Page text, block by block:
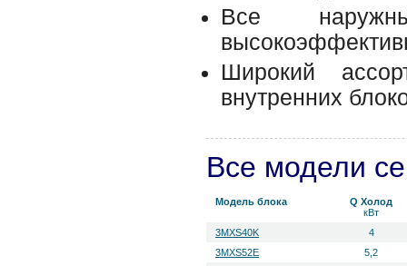
Все
Широкий
внутренних
Все модели
Модель блока
Q Холод
кВт
3MXS40K
4
3MXS52E
5,2